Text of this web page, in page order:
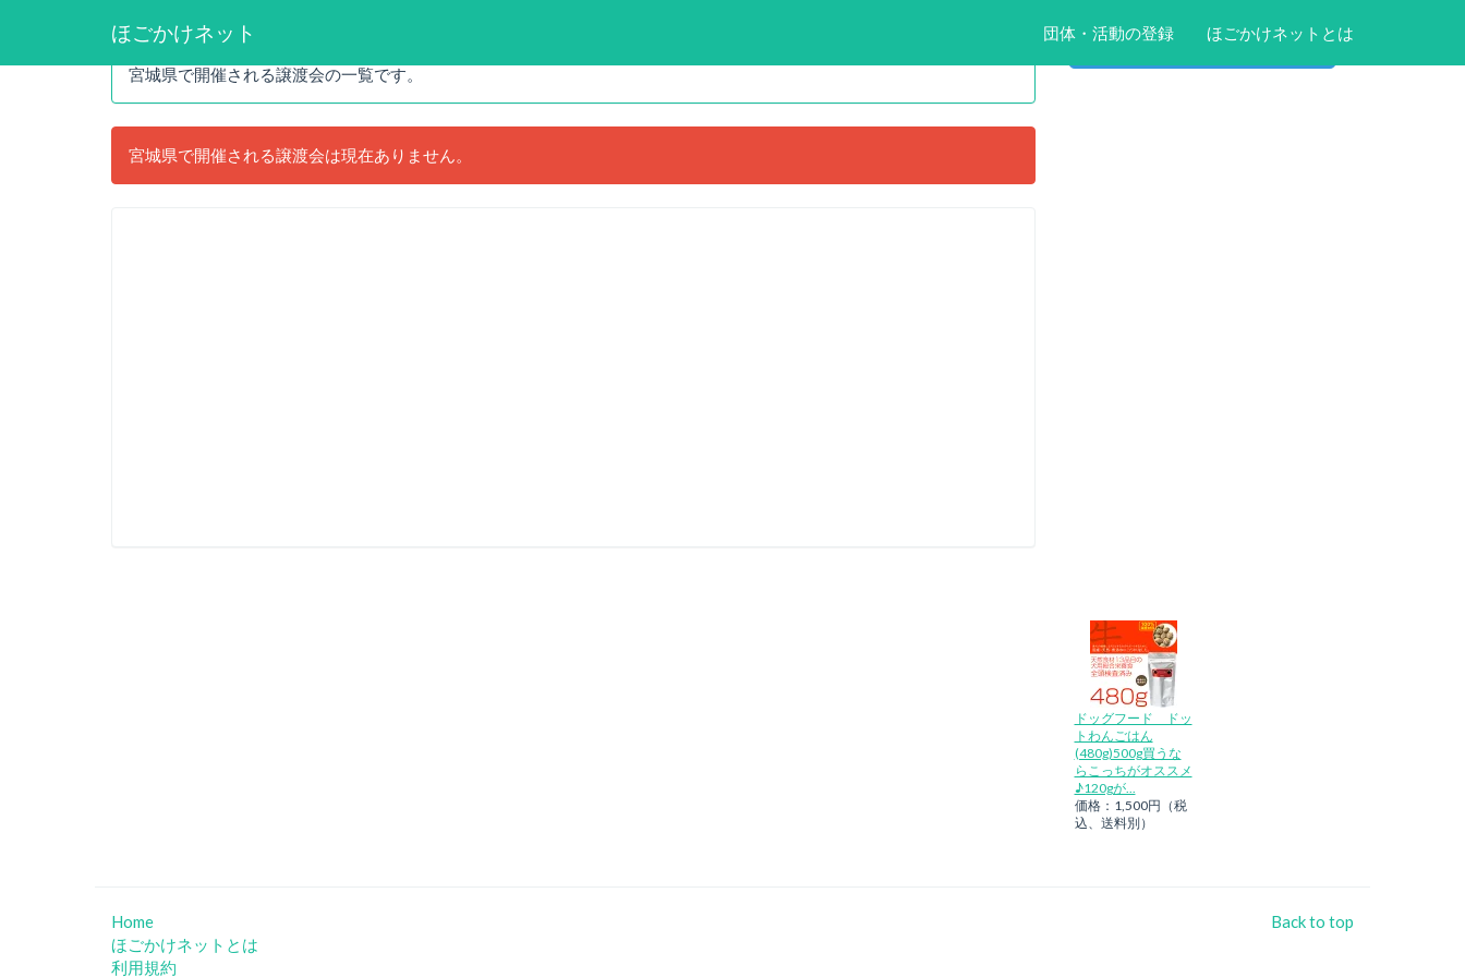
ほごかけネット 団体・活動の登録 ほごかけネットとは
譲渡会検索
宮城県で開催される譲渡会の一覧です。
宮城県で開催される譲渡会は現在ありません。
団体・活動の登録
ドッグフード ドッ
トわんごはん
(480g)500g買うな
らこっちがオススメ
♪120gが...
価格：1,500円（税
込、送料別）
Back to top
Home
ほごかけネットとは
利用規約